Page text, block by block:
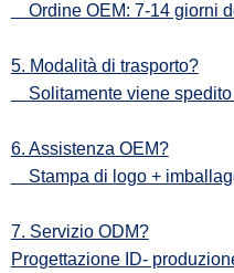
Ordine OEM: 7-14 giorni
5. Modalità di trasporto?
Solitamente viene
6. Assistenza OEM?
Stampa di logo +
7. Servizio ODM?
Progettazione ID-